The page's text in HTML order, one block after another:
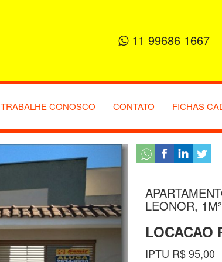
11 99686 1667
TRABALHE CONOSCO CONTATO FICHAS
LEONOR, 1M²
LOCACAO
IPTU R$ 95,00